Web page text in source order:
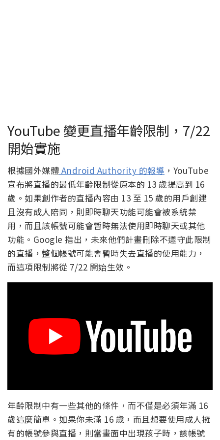
YouTube 變更直播年齡限制，7/22
開始實施
根據國外媒體 Android Authority 的報導 ，YouTube
宣布將直播的最低年齡限制從原本的 13 歲提高到 16
歲。如果創作者的直播內容由 13 至 15 歲的用戶創建
且沒有成人陪同，則即時聊天功能可能會被系統禁
用，而且該帳號可能會暫時無法使用即時聊天或其他
功能。Google 指出，未來他們計畫刪除不遵守此限制
的直播，整個帳號可能會暫時失去直播的使用能力，
而這項限制將從 7/22 開始生效。
年齡限制中有一些其他的條件，而不僅是必須年滿 16
歲這麼簡單。如果你未滿 16 歲，而且想要使用成人擁
有的帳號參與直播，則當畫面中出現孩子時，該帳號